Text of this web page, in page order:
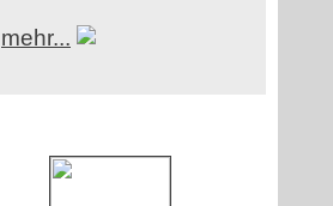
mehr...